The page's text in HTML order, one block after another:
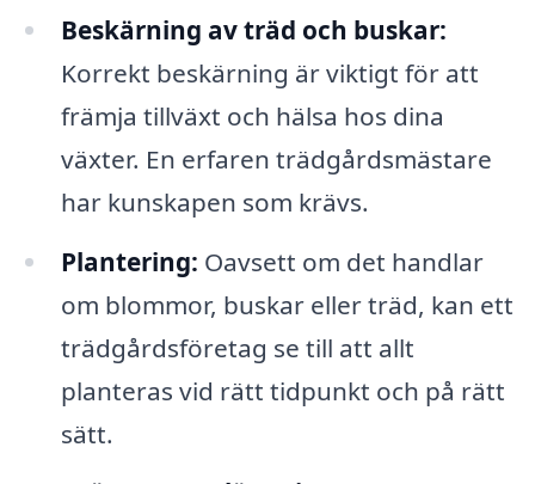
Beskärning av träd och buskar:
Korrekt beskärning är viktigt för att
främja tillväxt och hälsa hos dina
växter. En erfaren trädgårdsmästare
har kunskapen som krävs.
Plantering: Oavsett om det handlar
om blommor, buskar eller träd, kan ett
trädgårdsföretag se till att allt
planteras vid rätt tidpunkt och på rätt
sätt.